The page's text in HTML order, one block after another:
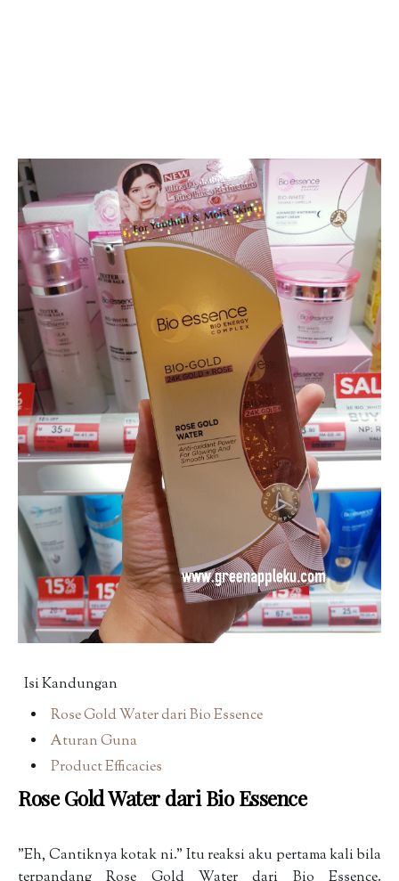
Isi Kandungan
Rose Gold Water dari Bio Essence
Aturan Guna
Product Efficacies
Rose Gold Water dari Bio Essence
"Eh, Cantiknya kotak ni." Itu reaksi aku pertama kali bila